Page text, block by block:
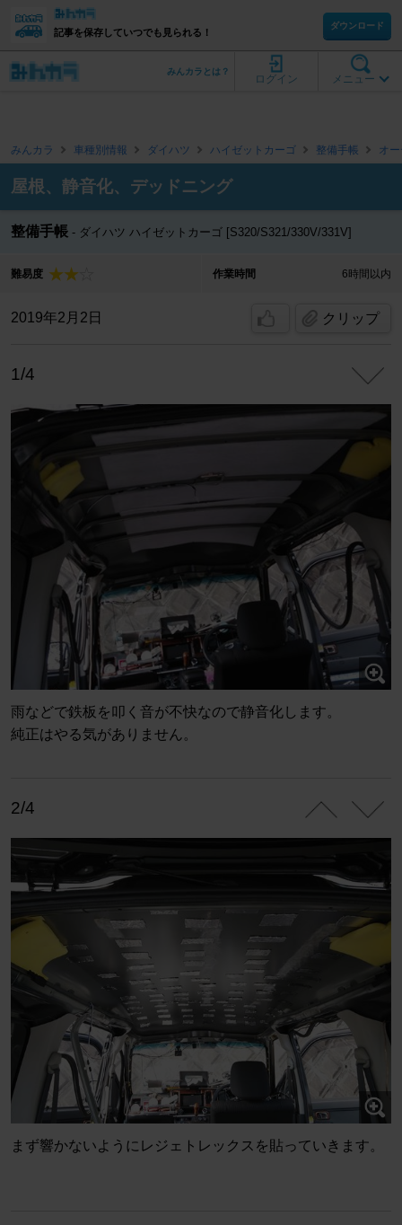
記事を保存していつでも見られる！
ダウンロード
メニュー
ログイン
みんカラとは？
みんカラ 車種別情報 ダイハツ ハイゼットカーゴ 整備手帳 オ
屋根、静音化、デッドニング
整備手帳 ダイハツ ハイゼットカーゴ [S320/S321/330V/331V]
難易度 作業時間 6時間以内
2019年2月2日 クリップ
1/4
雨などで鉄板を叩く音が不快なので静音化します。
純正はやる気がありません。
2/4
まず響かないようにレジェトレックスを貼っていきます。